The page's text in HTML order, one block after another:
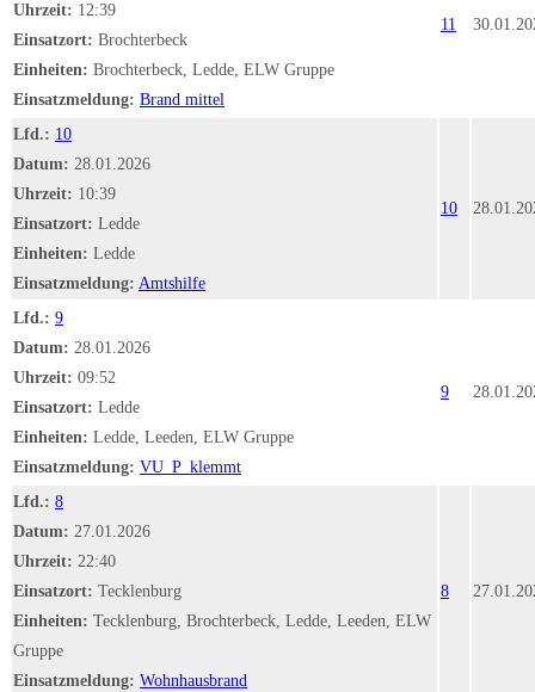
Uhrzeit: 12:39
Einsatzort: Brochterbeck
Einheiten: Brochterbeck, Ledde, ELW Gruppe
Einsatzmeldung: Brand mittel
11
Lfd.: 10
Datum: 28.01.2026
Uhrzeit: 10:39
Einsatzort: Ledde
Einheiten: Ledde
Einsatzmeldung: Amtshilfe
10
Lfd.: 9
Datum: 28.01.2026
Uhrzeit: 09:52
Einsatzort: Ledde
Einheiten: Ledde, Leeden, ELW Gruppe
Einsatzmeldung: VU_P_klemmt
9
Lfd.: 8
Datum: 27.01.2026
Uhrzeit: 22:40
Einsatzort: Tecklenburg
Einheiten: Tecklenburg, Brochterbeck, Ledde, Leeden, ELW
Gruppe
Einsatzmeldung: Wohnhausbrand
8